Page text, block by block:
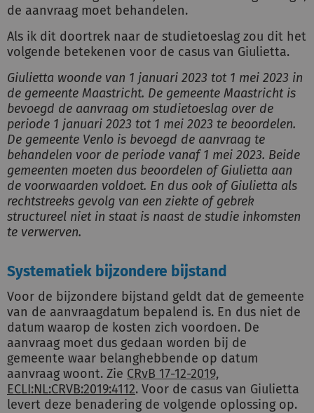
de aanvraag moet behandelen.
Als ik dit doortrek naar de studietoeslag zou dit het
volgende betekenen voor de casus van Giulietta.
Giulietta woonde van 1 januari 2023 tot 1 mei 2023 in
de gemeente Maastricht. De gemeente Maastricht is
bevoegd de aanvraag om studietoeslag over de
periode 1 januari 2023 tot 1 mei 2023 te beoordelen.
De gemeente Venlo is bevoegd de aanvraag te
behandelen voor de periode vanaf 1 mei 2023. Beide
gemeenten moeten dus beoordelen of Giulietta aan
de voorwaarden voldoet. En dus ook of Giulietta als
rechtstreeks gevolg van een ziekte of gebrek
structureel niet in staat is naast de studie inkomsten
te verwerven.
Systematiek bijzondere bijstand
Voor de bijzondere bijstand geldt dat de gemeente
van de aanvraagdatum bepalend is. En dus niet de
datum waarop de kosten zich voordoen. De
aanvraag moet dus gedaan worden bij de
gemeente waar belanghebbende op datum
aanvraag woont. Zie CRvB 17-12-2019,
ECLI:NL:CRVB:2019:4112. Voor de casus van Giulietta
levert deze benadering de volgende oplossing op.